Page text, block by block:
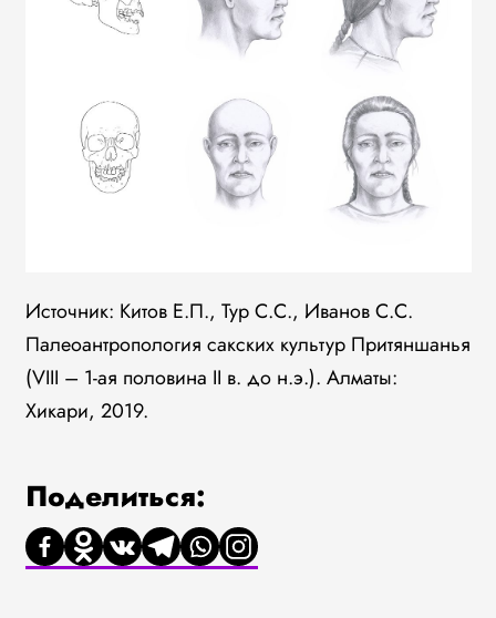
Источник: Китов Е.П., Тур С.С., Иванов С.С.
Палеоантропология сакских культур Притяншанья
(VIII – 1-ая половина II в. до н.э.). Алматы:
Хикари, 2019.
Поделиться: